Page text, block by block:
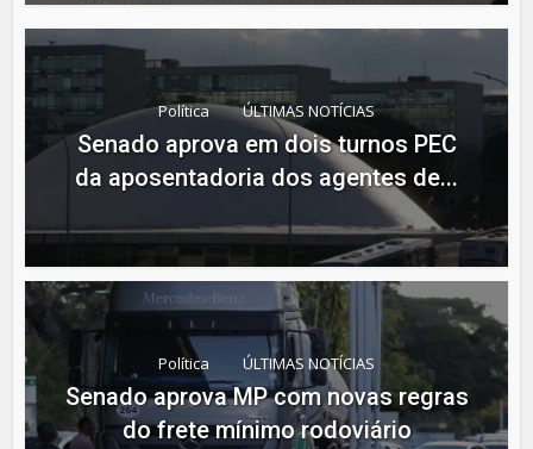
Política ÚLTIMAS NOTÍCIAS
Senado aprova em dois turnos PEC
da aposentadoria dos agentes de...
Política ÚLTIMAS NOTÍCIAS
Senado aprova MP com novas regras
do frete mínimo rodoviário